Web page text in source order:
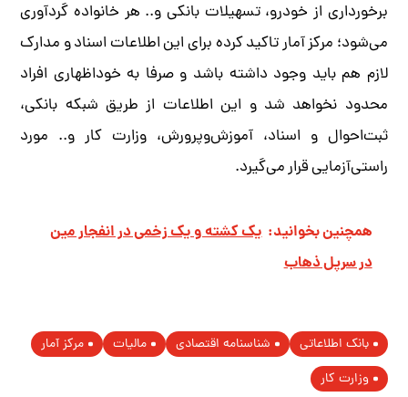
برخورداری از خودرو، تسهیلات بانکی و.. هر خانواده گردآوری
می‌شود؛ مرکز آمار تاکید کرده برای این اطلاعات اسناد و مدارک
لازم هم باید وجود داشته باشد و صرفا به خوداظهاری افراد
محدود نخواهد شد و این اطلاعات از طریق شبکه بانکی،
ثبت‌احوال و اسناد، آموزش‌وپرورش، وزارت کار و.. مورد
راستی‌آزمایی قرار می‌گیرد.
همچنین بخوانید: یک کشته و یک زخمی در انفجار مین
در سرپل ذهاب
بانک اطلاعاتی شناسنامه اقتصادی مالیات
مرکز آمار
وزارت کار